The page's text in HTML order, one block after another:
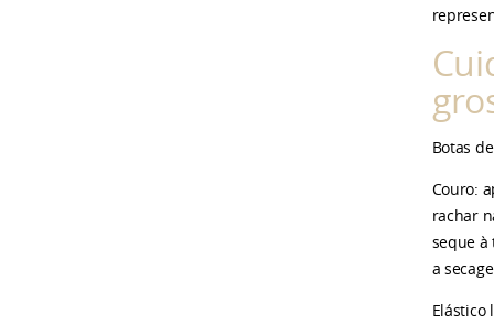
Botas
Couro:
rachar
seque
a
Elástico